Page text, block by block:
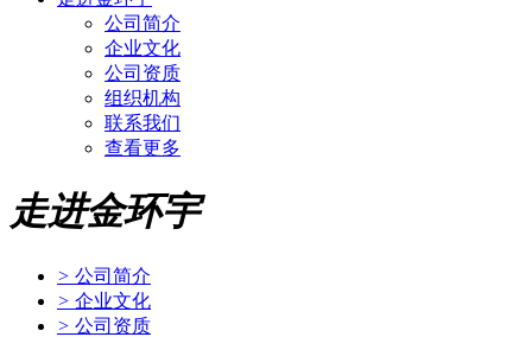
公司简介
企业文化
公司资质
组织机构
联系我们
查看更多
走进金环宇
> 公司简介
> 企业文化
> 公司资质